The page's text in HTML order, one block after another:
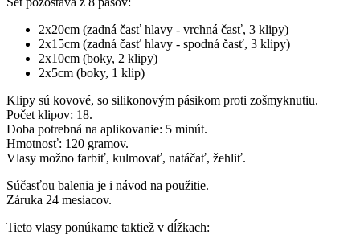
2x20cm (zadná časť hlavy - vrchná časť, 3 klipy)
2x15cm (zadná časť hlavy - spodná časť, 3 klipy)
2x10cm (boky, 2 klipy)
2x5cm (boky, 1 klip)
Klipy sú kovové, so silikonovým pásikom proti zošmyknutiu.
Počet klipov: 18.
Doba potrebná na aplikovanie: 5 minút.
Hmotnosť: 120 gramov.
Vlasy možno farbiť, kulmovať, natáčať, žehliť.
Súčasťou balenia je i návod na použitie.
Záruka 24 mesiacov.
Tieto vlasy ponúkame taktiež v dĺžkach: